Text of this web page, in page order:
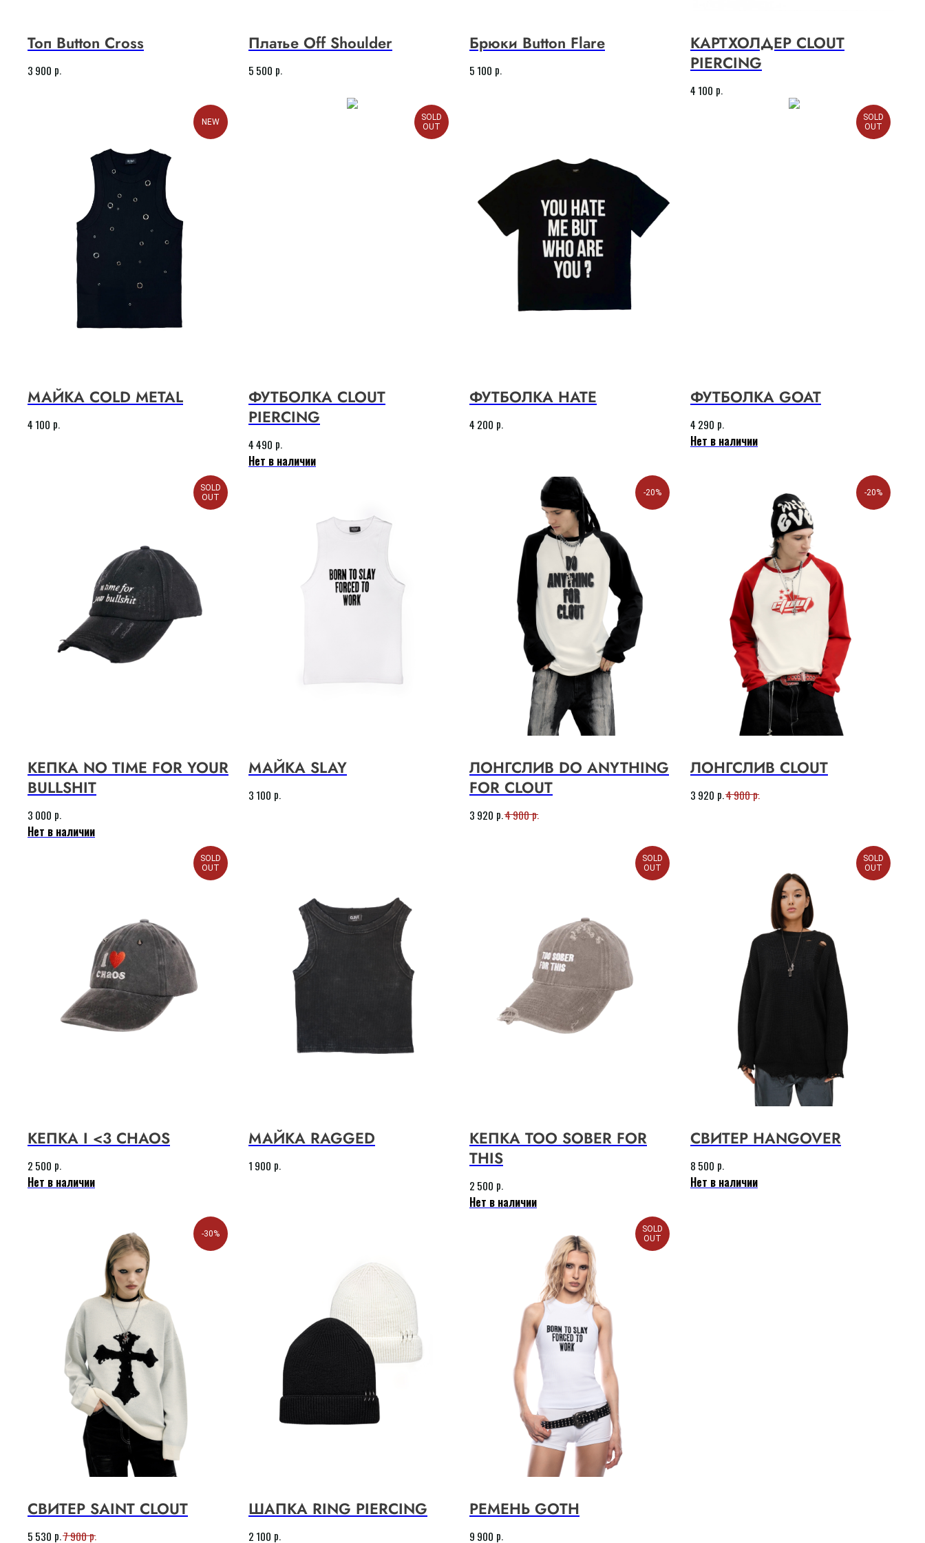
Топ Button Cross
3 900 р.
Платье Off Shoulder
5 500 р.
Брюки Button Flare
5 100 р.
КАРТХОЛДЕР CLOUT
PIERCING
4 100 р.
NEW
МАЙКА COLD METAL
4 100 р.
SOLD
OUT
ФУТБОЛКА CLOUT
PIERCING
4 490 р.
Нет в наличии
ФУТБОЛКА HATE
4 200 р.
SOLD
OUT
ФУТБОЛКА GOAT
4 290 р.
Нет в наличии
SOLD
OUT
КЕПКА NO TIME FOR YOUR
BULLSHIT
3 000 р.
Нет в наличии
МАЙКА SLAY
3 100 р.
-20%
ЛОНГСЛИВ DO ANYTHING
FOR CLOUT
3 920 р.4 900р.
-20%
ЛОНГСЛИВ CLOUT
3 920 р.4 900р.
SOLD
OUT
КЕПКА I <3 CHAOS
2 500 р.
Нет в наличии
МАЙКА RAGGED
1 900 р.
SOLD
OUT
КЕПКА TOO SOBER FOR
THIS
2 500 р.
Нет в наличии
SOLD
OUT
СВИТЕР HANGOVER
8 500 р.
Нет в наличии
-30%
СВИТЕР SAINT CLOUT
5 530 р.7 900р.
ШАПКА RING PIERCING
2 100 р.
SOLD
OUT
РЕМЕНЬ GOTH
9 900 р.
CLOUT 2024 @ ALL RIGHTS RESERVED Политика конфиденциальности
Условия возврата